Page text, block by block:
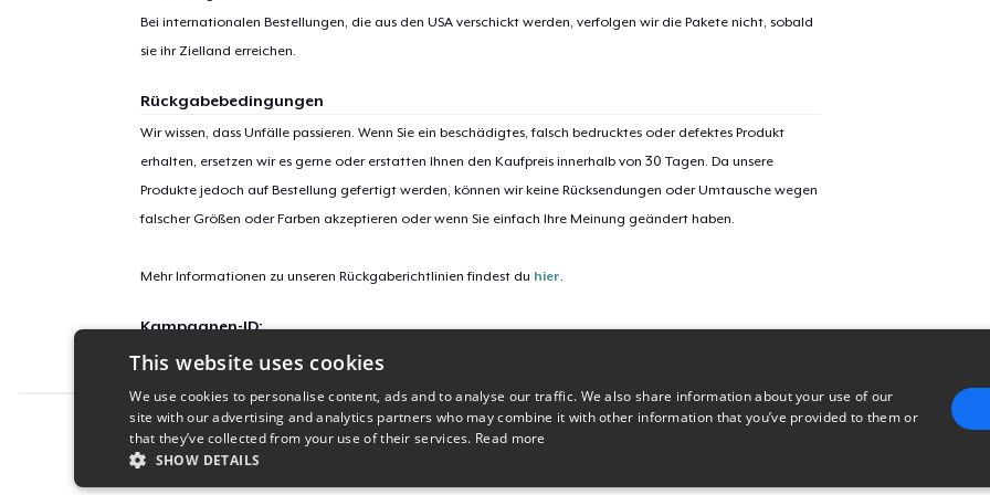
Bei internationalen Bestellungen, die aus den USA verschickt werden, verfolgen wir die Pakete nicht, sobald
sie ihr Zielland erreichen.
Rückgabebedingungen
Wir wissen, dass Unfälle passieren. Wenn Sie ein beschädigtes, falsch bedrucktes oder defektes Produkt
erhalten, ersetzen wir es gerne oder erstatten Ihnen den Kaufpreis innerhalb von 30 Tagen. Da unsere
Produkte jedoch auf Bestellung gefertigt werden, können wir keine Rücksendungen oder Umtausche wegen
falscher Größen oder Farben akzeptieren oder wenn Sie einfach Ihre Meinung geändert haben.
Mehr Informationen zu unseren Rückgaberichtlinien findest du hier.
Kampagnen-ID:
Sunday_Showdown
Report this product
32,99 $
Comfort Colors 1717 | Classic Heavyweight T-Shirt
24,99 $
This website uses cookies
We use cookies to personalise content, ads and to analyse our traffic. We also share information about your use of our
site with our advertising and analytics partners who may combine it with other information that you’ve provided to them or
that they’ve collected from your use of their services. Read more
SHOW DETAILS